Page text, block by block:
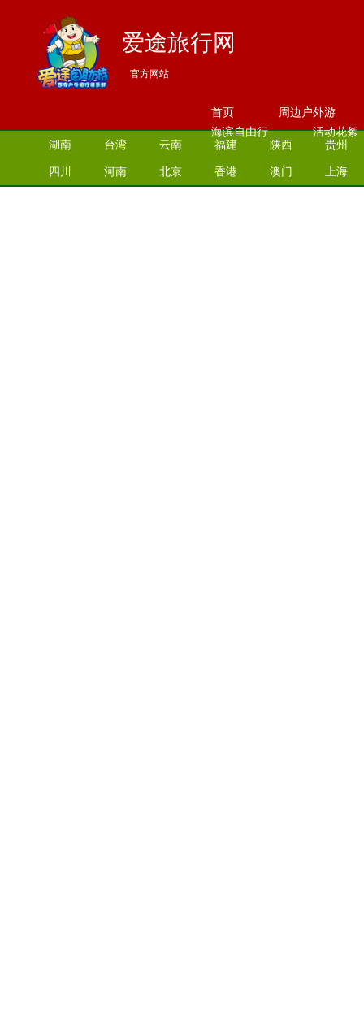
爱途旅行网
官方网站
首页
周边户外游
海滨自由行
活动花絮
湖南
台湾 云南 福建 陕西
贵州
四川
河南 北京 香港 澳门
上海